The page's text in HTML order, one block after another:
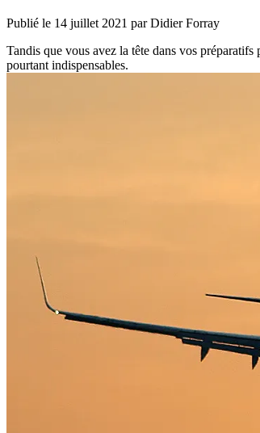
Publié le 14 juillet 2021 par Didier Forray
Tandis que vous avez la tête dans vos
pourtant indispensables.